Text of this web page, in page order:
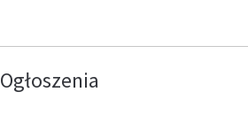
Ogłoszenia